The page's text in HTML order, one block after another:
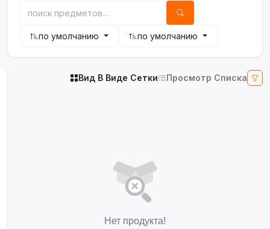
по умолчанию по умолчанию
Вид В Виде Сетки Просмотр Списка
Нет продукта!